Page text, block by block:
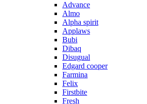
Advance
Almo
Alpha spirit
Applaws
Bubi
Dibaq
Disugual
Edgard cooper
Farmina
Felix
Firstbite
Fresh